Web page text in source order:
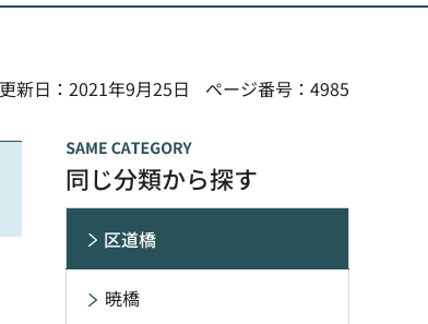
更新日：2021年9月25日
ページ番号：4985
同じ分類から探す
区道橋
暁橋